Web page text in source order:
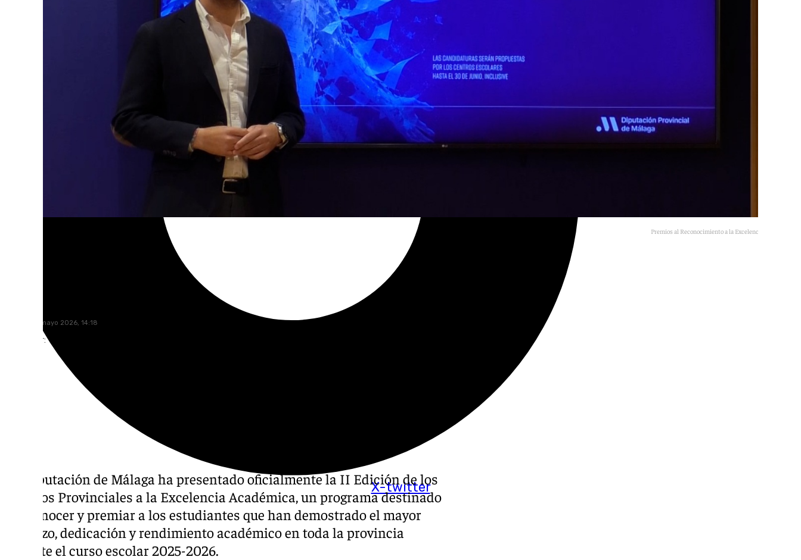
X-twitter
Premios al Reconocimiento a la Excelencia Académica.
jueves, 28 mayo 2026, 14:18
Compartir:
La Diputación de Málaga ha presentado oficialmente la II Edición de los
Premios Provinciales a la Excelencia Académica, un programa destinado
a reconocer y premiar a los estudiantes que han demostrado el mayor
esfuerzo, dedicación y rendimiento académico en toda la provincia
durante el curso escolar 2025-2026.